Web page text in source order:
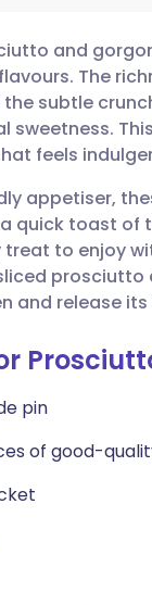
par email
sur
via LinkedIn
via X
via
le lien
🇸🇦 عربي
and
The
subtle
sweetness.
feels
appetiser,
quick toast of
to enjoy
and release
pin
of good-